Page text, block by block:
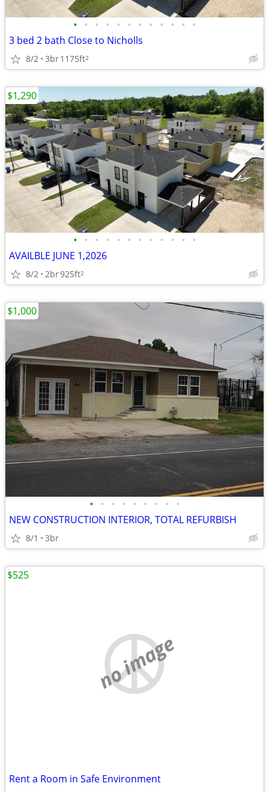
• • • • • • • • • • • •
3 bed 2 bath Close to Nicholls
8/2 3br1175ft2
• • • • • • • • • • • •
AVAILBLE JUNE 1,2026
8/2 2br925ft2
$1,290
• • • • • • • • •
NEW CONSTRUCTION INTERIOR, TOTAL REFURBISH
8/1 3br
$1,000
no image
Rent a Room in Safe Environment
$525